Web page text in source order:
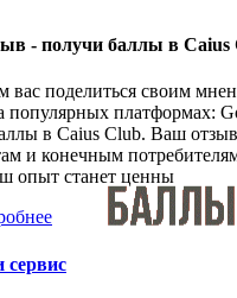
- получи баллы в Caius
вас поделиться своим
популярных платформах:
в Caius Club. Ваш
и конечным
опыт станет ценны
сервис